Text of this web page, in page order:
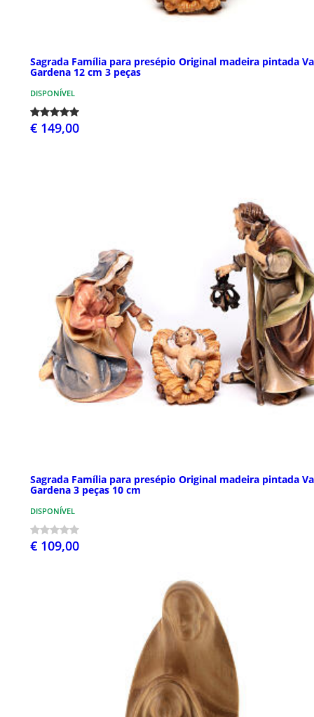
Sagrada Família para presépio Original madeira pintada
Gardena 12 cm 3 peças
DISPONÍVEL
€ 149,00
Sagrada Família para presépio Original madeira pintada
Gardena 3 peças 10 cm
DISPONÍVEL
€ 109,00